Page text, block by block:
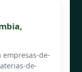
empresas-de-
de-